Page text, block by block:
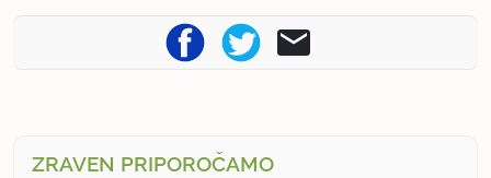
ZRAVEN PRIPOROČAMO